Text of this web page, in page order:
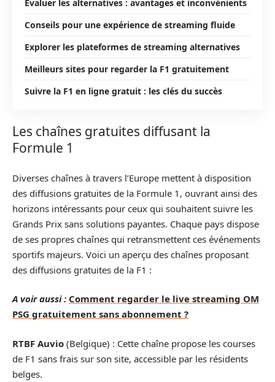
Évaluer les alternatives : avantages et inconvénients
Conseils pour une expérience de streaming fluide
Explorer les plateformes de streaming alternatives
Meilleurs sites pour regarder la F1 gratuitement
Suivre la F1 en ligne gratuit : les clés du succès
Les chaînes gratuites diffusant la
Formule 1
Diverses chaînes à travers l’Europe mettent à disposition
des diffusions gratuites de la Formule 1, ouvrant ainsi des
horizons intéressants pour ceux qui souhaitent suivre les
Grands Prix sans solutions payantes. Chaque pays dispose
de ses propres chaînes qui retransmettent ces événements
sportifs majeurs. Voici un aperçu des chaînes proposant
des diffusions gratuites de la F1 :
A voir aussi : Comment regarder le live streaming OM
PSG gratuitement sans abonnement ?
RTBF Auvio (Belgique) : Cette chaîne propose les courses
de F1 sans frais sur son site, accessible par les résidents
belges.